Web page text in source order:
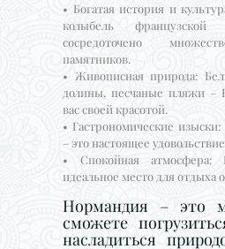
• Богатая история и
колыбель французской
сосредоточено
памятников.
• Живописная природа:
долины, песчаные пляжи –
вас своей красотой.
• Гастрономические
– это настоящее
• Спокойная
идеальное место для отдыха
Нормандия – это
сможете
насладиться